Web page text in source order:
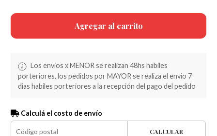
Agregar al carrito
Los envios x MENOR se realizan 48hs habiles
porteriores, los pedidos por MAYOR se realiza el envio 7
dias habiles porteriores a la recepción del pago del pedido
Calculá el costo de envío
CALCULAR